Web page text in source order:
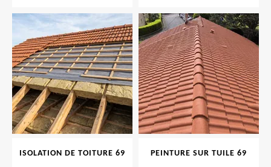
ISOLATION DE TOITURE 69 PEINTURE SUR TUILE 69